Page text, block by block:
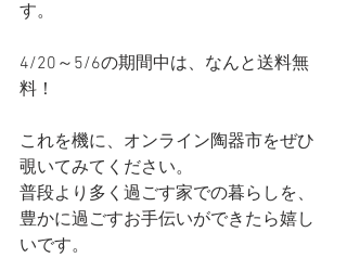
す。
4/20～5/6の期間中は、なんと送料無
料！
これを機に、オンライン陶器市をぜひ
覗いてみてください。
普段より多く過ごす家での暮らしを、
豊かに過ごすお手伝いができたら嬉し
いです。